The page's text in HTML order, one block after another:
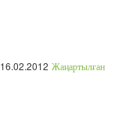
16.02.2012 Жаңартылған